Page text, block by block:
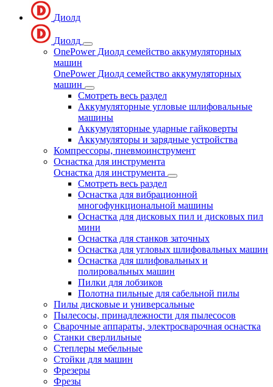
Диолд
Диолд
OnePower Диолд семейство аккумуляторных
машин
OnePower Диолд семейство аккумуляторных
машин
Смотреть весь раздел
Аккумуляторные угловые шлифовальные
машины
Аккумуляторные ударные гайковерты
Аккумуляторы и зарядные устройства
Компрессоры, пневмоинструмент
Оснастка для инструмента
Оснастка для инструмента
Смотреть весь раздел
Оснастка для вибрационной
многофункциональной машины
Оснастка для дисковых пил и дисковых пил
мини
Оснастка для станков заточных
Оснастка для угловых шлифовальных машин
Оснастка для шлифовальных и
полировальных машин
Пилки для лобзиков
Полотна пильные для сабельной пилы
Пилы дисковые и универсальные
Пылесосы, принадлежности для пылесосов
Сварочные аппараты, электросварочная оснастка
Станки сверлильные
Степлеры мебельные
Стойки для машин
Фрезеры
Фрезы